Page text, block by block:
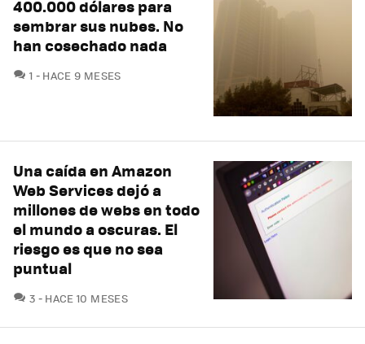
400.000 dólares para
sembrar sus nubes. No
han cosechado nada
1 COMENTARIOS
HACE 9 MESES
Una caída en Amazon
Web Services dejó a
millones de webs en todo
el mundo a oscuras. El
riesgo es que no sea
puntual
3 COMENTARIOS
HACE 10 MESES